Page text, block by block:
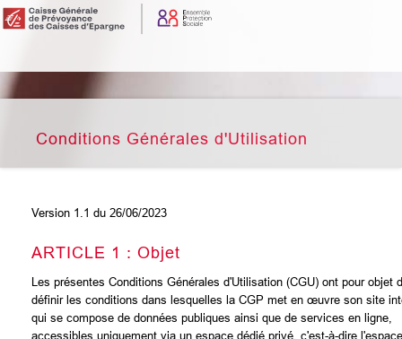
Conditions Générales d'Utilisation
Version 1.1 du 26/06/2023
ARTICLE 1 : Objet
Les présentes Conditions Générales d'Utilisation (CGU) ont pour objet
définir les conditions dans lesquelles la CGP met en œuvre son site
qui se compose de données publiques ainsi que de services en ligne,
accessibles uniquement via un espace dédié privé, c'est-à-dire